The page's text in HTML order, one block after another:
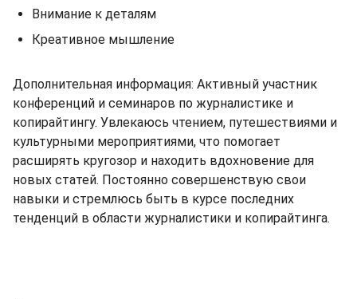
Внимание к деталям
Креативное мышление
Дополнительная информация: Активный участник
конференций и семинаров по журналистике и
копирайтингу. Увлекаюсь чтением, путешествиями и
культурными мероприятиями, что помогает
расширять кругозор и находить вдохновение для
новых статей. Постоянно совершенствую свои
навыки и стремлюсь быть в курсе последних
тенденций в области журналистики и копирайтинга.